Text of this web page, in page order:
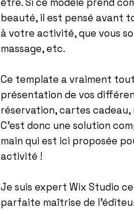
beauté, il est pensé avant
à votre activité, que vous
massage, etc.
Ce template a vraiment
présentation de vos
réservation, cartes
C'est donc une solution
main qui est ici proposée
activité !
Je suis expert Wix Studio
parfaite maîtrise de